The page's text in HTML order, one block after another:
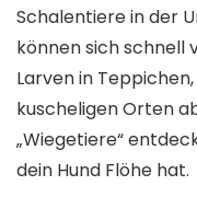
Schalentiere in der
können sich schnell
Larven in
kuscheligen Orten
„Wiegetiere“
dein Hund Flöhe hat.